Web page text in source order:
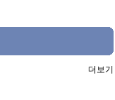
더보기